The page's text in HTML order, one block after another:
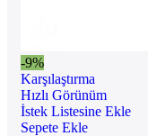
-9%
Karşılaştırma
Hızlı Görünüm
İstek Listesine Ekle
Sepete Ekle